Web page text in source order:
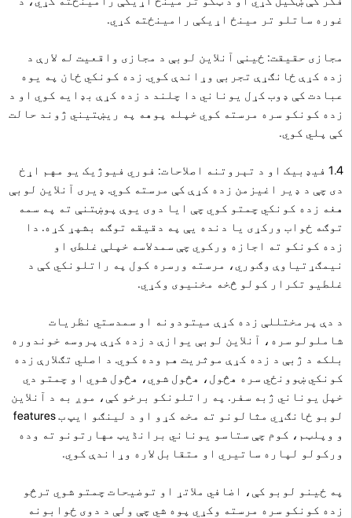
غوره ساتلو تر مینځ اړیکې رامینځته کړي.
مجازی حقیقت: ځینې آنلاین لوبې د مجازی واقعیت له لارې د
زده کړې ځانګړې تجربې وړاندې کوي. زده کونکي ځان په یوه
عبادت کې ډوب کړل یوناني دا چلند د زده کړې بډایه کوي او د
زده کونکو سره مرسته کوي خپله پوهه په ریښتیني ژوند حالت
کې پلي کوي.
1.4 فیډبیک او د تېروتنه اصلاحات: فوري فیوژیک یو مهم اړخ
دی چې د ډیر اغیزمن زده کړې کې مرسته کوي. ډیری آنلاین لوبې
هغه زده کونکي چمتو کوي چې ایا دوی یوې پوښتنې ته په سمه
توګه ځواب ورکړی یا دنده یې په دقیقه توګه بشپړ کړه. دا
زده کونکو ته اجازه ورکوي چې سمدلاسه خپلې غلطۍ او
نیمګړتیاوې وګوري، مرسته ورسره کول په راتلونکي کې د
غلطیو تکرار کولو څخه مخنیوی وکړي.
د دې پرمختللې زده کړې میتودونه او سمدستي نظریات
شاملولو سره، آنلاین لوبې یوازې د زده کړې پروسه خوندوره
بلکه د ژبې د زده کړې موثریت هم وده کوي. د اصلي تګلارې زده
کونکي ښوونځي سره هڅول، هڅول شوي، هڅول شوي او چمتو دي
خپل یوناني ژبه سفر. په راتلونکو برخو کې، موږ به د آنلاین
لوبو ځانګړي مثالونو ته مخه کړو او د لینګو ایپ ب features
و وپلټم، کوم چې ستاسو یوناني برانڈیټ مهارتونو ته وده
ورکولو لپاره ساتیري او متقابل لاره وړاندې کوي.
په ځینو لوبو کې، اضافي ملاتړ او توضیحات چمتو شوي ترڅو
زده کونکو سره مرسته وکړي پوه شي چې ولې د دوی ځوابونه